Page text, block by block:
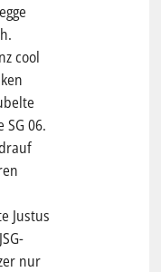
cool
06.
Justus
nur